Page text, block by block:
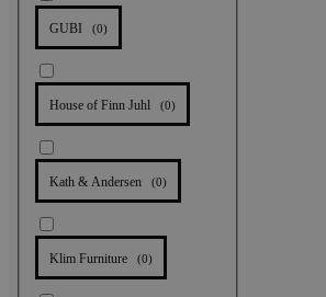
GUBI (0)
House of Finn Juhl (0)
Kath & Andersen (0)
Klim Furniture (0)